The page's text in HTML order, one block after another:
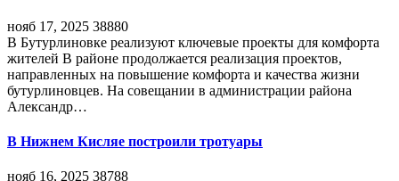
нояб 17, 2025 38880
В Бутурлиновке реализуют ключевые проекты для комфорта
жителей В районе продолжается реализация проектов,
направленных на повышение комфорта и качества жизни
бутурлиновцев. На совещании в администрации района
Александр…
В Нижнем Кисляе построили тротуары
нояб 16, 2025 38788